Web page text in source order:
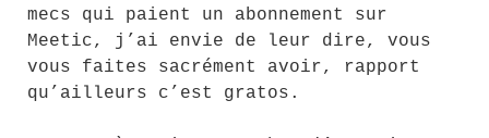
mecs qui paient un abonnement sur
Meetic, j’ai envie de leur dire, vous
vous faites sacrément avoir, rapport
qu’ailleurs c’est gratos.